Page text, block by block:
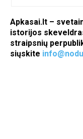
Apkasai.lt –
istorijos
straipsnių
siųskite